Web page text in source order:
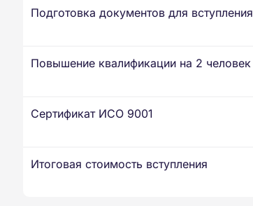
Подготовка документов для вступления
Повышение квалификации на 2 человек
Сертификат ИСО 9001
Итоговая стоимость вступления